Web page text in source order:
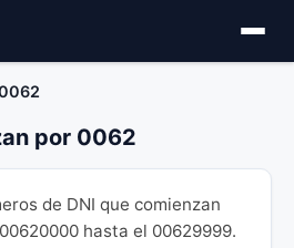
por 0062
de DNI que comienzan
hasta el 00629999.